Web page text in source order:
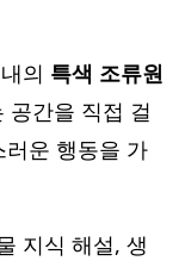
의 특색 조류원
공간을 직접 걸
운 행동을 가
지식 해설, 생